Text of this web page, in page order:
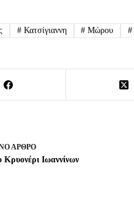
#Κατσίγιαννη # Μώρου #
ΆΡΘΡΟ
Κρυονέρι Ιωαννίνων